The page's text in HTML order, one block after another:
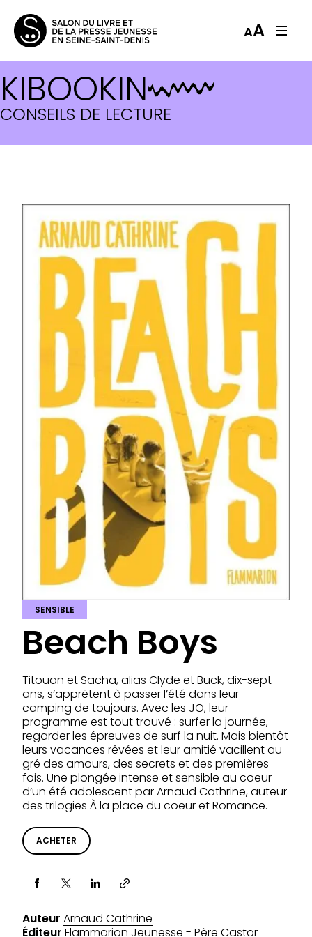
AA
KIBOOKIN
CONSEILS DE LECTURE
SENSIBLE
Beach Boys
Titouan et Sacha, alias Clyde et Buck, dix-sept
ans, s’apprêtent à passer l’été dans leur
camping de toujours. Avec les JO, leur
programme est tout trouvé : surfer la journée,
regarder les épreuves de surf la nuit. Mais bientôt
leurs vacances rêvées et leur amitié vacillent au
gré des amours, des secrets et des premières
fois. Une plongée intense et sensible au coeur
d’un été adolescent par Arnaud Cathrine, auteur
des trilogies À la place du coeur et Romance.
ACHETER
Partager via
Auteur Arnaud Cathrine
Éditeur Flammarion Jeunesse - Père Castor